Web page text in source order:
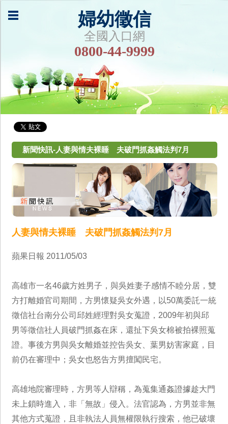
婦幼徵信
全國入口網
0800-44-9999
新聞快訊-人妻與情夫裸睡 夫破門抓姦觸法判7月
人妻與情夫裸睡 夫破門抓姦觸法判7月
蘋果日報 2011/05/03
高雄市一名46歲方姓男子，與吳姓妻子感情不睦分居，雙
方打離婚官司期間，方男懷疑吳女外遇，以50萬委託一統
徵信社台南分公司邱姓經理對吳女蒐證，2009年初與邱
男等徵信社人員破門抓姦在床，還扯下吳女棉被拍裸照蒐
證。事後方男與吳女離婚並控告吳女、葉男妨害家庭，目
前仍在審理中；吳女也怒告方男擅闖民宅。
高雄地院審理時，方男等人辯稱，為蒐集通姦證據趁大門
未上鎖時進入，非「無故」侵入。法官認為，方男並非無
其他方式蒐證，且非執法人員無權限執行搜索，他已破壞